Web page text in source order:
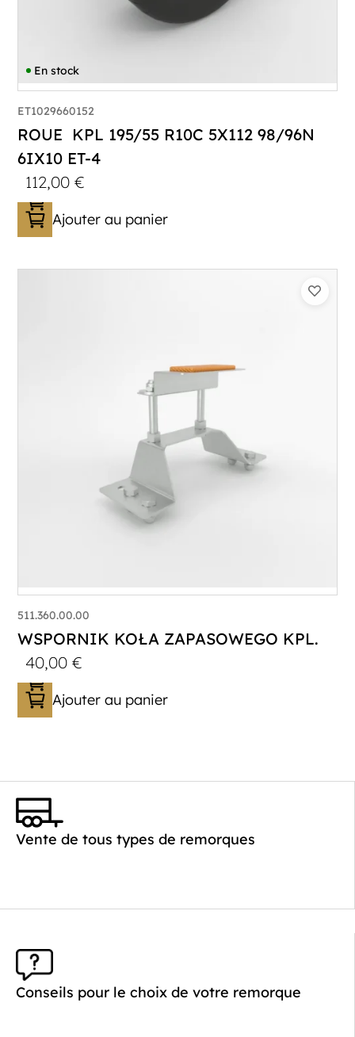
En stock
ET1029660152
ROUE KPL 195/55 R10C 5X112 98/96N
6IX10 ET-4
112,00€
Ajouter au panier
511.360.00.00
WSPORNIK KOŁA ZAPASOWEGO KPL.
40,00€
Ajouter au panier
Vente de tous types de remorques
Conseils pour le choix de votre remorque